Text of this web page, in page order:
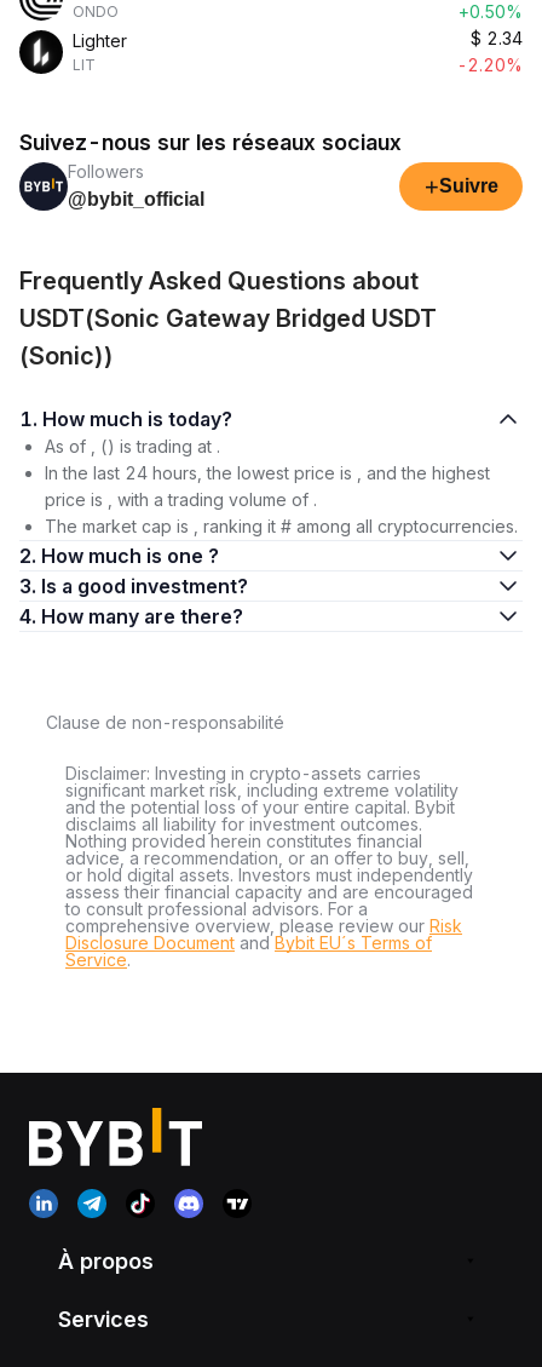
ONDO
+0.50%
Lighter
LIT
$ 2.34
-2.20%
Suivez-nous sur les réseaux sociaux
Followers
@bybit_official
+Suivre
Frequently Asked Questions about
USDT(Sonic Gateway Bridged USDT
(Sonic))
1. How much is today?
As of , () is trading at .
In the last 24 hours, the lowest price is , and the highest
price is , with a trading volume of .
The market cap is , ranking it # among all cryptocurrencies.
2. How much is one ?
3. Is a good investment?
4. How many are there?
Clause de non-responsabilité
Disclaimer: Investing in crypto-assets carries
significant market risk, including extreme volatility
and the potential loss of your entire capital. Bybit
disclaims all liability for investment outcomes.
Nothing provided herein constitutes financial
advice, a recommendation, or an offer to buy, sell,
or hold digital assets. Investors must independently
assess their financial capacity and are encouraged
to consult professional advisors. For a
comprehensive overview, please review our Risk
Disclosure Document andBybit EU´s Terms of
Service.
À propos
Services